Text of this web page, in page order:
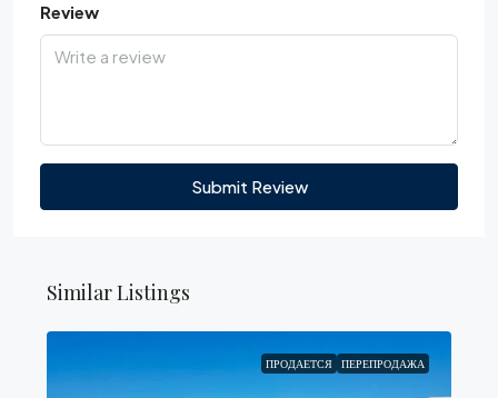
Review
Submit Review
Similar Listings
ПРОДАЕТСЯ ПЕРЕПРОДАЖА